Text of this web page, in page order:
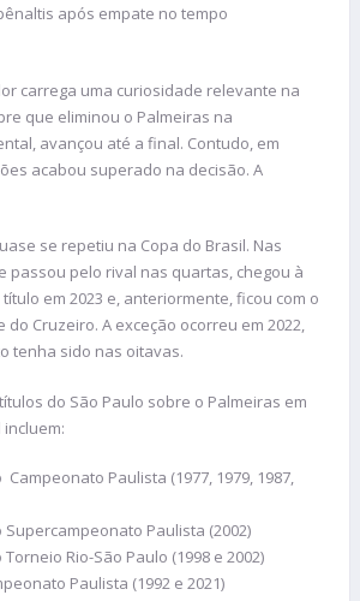
após empate no tempo
carrega uma curiosidade relevante na
que eliminou o Palmeiras na
avançou até a final. Contudo, em
acabou superado na decisão. A
se repetiu na Copa do Brasil. Nas
passou pelo rival nas quartas, chegou à
em 2023 e, anteriormente, ficou com o
do Cruzeiro. A exceção ocorreu em 2022,
tenha sido nas oitavas.
do São Paulo sobre o Palmeiras em
Paulista (1977, 1979, 1987,
Supercampeonato Paulista (2002)
Rio-São Paulo (1998 e 2002)
Paulista (1992 e 2021)